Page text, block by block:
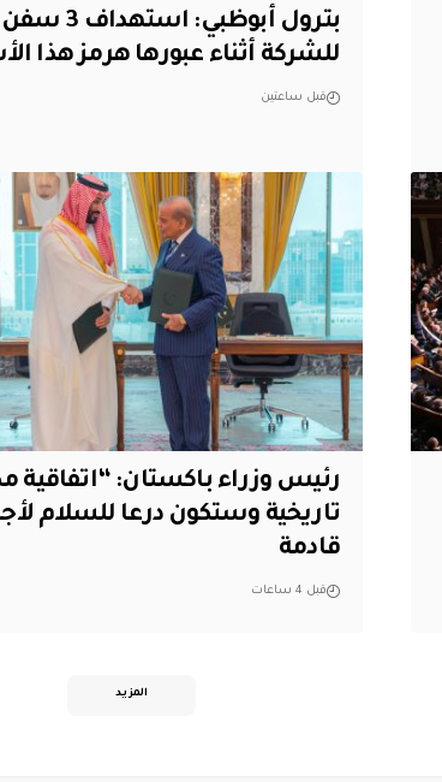
بترول أبوظبي:
للشركة أثناء عبورها هرمز هذا
قبل ساعتين
رئيس وزراء باكستان: “اتفاقية
تاريخية وستكون درعا للسلام
قادمة
قبل 4 ساعات
المزيد